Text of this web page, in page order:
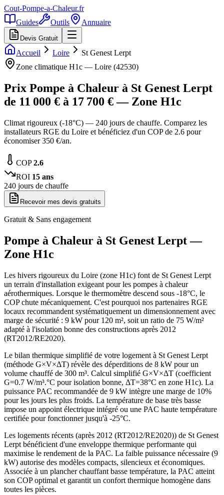
Cout-Pompe-a-Chaleur.fr
Guides
Outils Annuaire
Devis Gratuit
Accueil Loire
St Genest Lerpt
Zone climatique H1c — Loire (42530)
Prix Pompe à Chaleur à St Genest Lerpt
de 11 000 € à 17 700 € — Zone H1c
Climat rigoureux (-18°C) — 240 jours de chauffe. Comparez les
installateurs RGE du Loire et bénéficiez d'un COP de 2.6 pour
économiser 350 €/an.
COP2.6
ROI 15 ans
240 jours de chauffe
Recevoir mes devis gratuits
Gratuit & Sans engagement
Pompe à Chaleur à St Genest Lerpt—
Zone H1c
Les hivers rigoureux du Loire (zone H1c) font de St Genest Lerpt
un terrain d'installation exigeant pour les pompes à chaleur
aérothermiques. Lorsque le thermomètre descend sous -18°C, le
COP chute mécaniquement. C'est pourquoi nos partenaires RGE
locaux recommandent systématiquement un dimensionnement avec
marge de sécurité : 9 kW pour 120 m², soit un ratio de 75 W/m²
adapté à l'isolation bonne des constructions après 2012
(RT2012/RE2020).
Le bilan thermique simplifié de votre logement à St Genest Lerpt
(méthode G×V×ΔT) révèle des déperditions de 8 kW pour un
volume chauffé de 300 m³. Calcul simplifié G×V×ΔT (coefficient
G=0.7 W/m³.°C pour isolation bonne, ΔT=38°C en zone H1c). La
puissance PAC recommandée de 9 kW intègre une marge de 10%
pour les jours les plus froids. La température de base très basse
impose un appoint électrique intégré ou une PAC haute température
certifiée pour fonctionner jusqu'à -25°C.
Les logements récents (après 2012 (RT2012/RE2020)) de St Genest
Lerpt bénéficient d'une enveloppe thermique performante qui
maximise le rendement de la PAC. La faible puissance nécessaire (9
kW) autorise des modèles compacts, silencieux et économiques.
Associée à un plancher chauffant basse température, la PAC atteint
son COP optimal et garantit un confort thermique homogène dans
toutes les pièces.